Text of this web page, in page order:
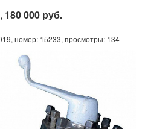
, 180 000 руб.
номер: 15233, просмотры: 134